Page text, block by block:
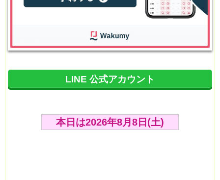
LINE 公式アカウント
本日は2026年8月8日(土)